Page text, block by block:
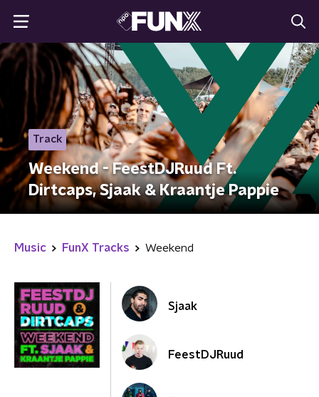
Track
Weekend - FeestDJRuud Ft.
Dirtcaps, Sjaak & Kraantje Pappie
Music FunX Tracks Weekend
Sjaak
FeestDJRuud